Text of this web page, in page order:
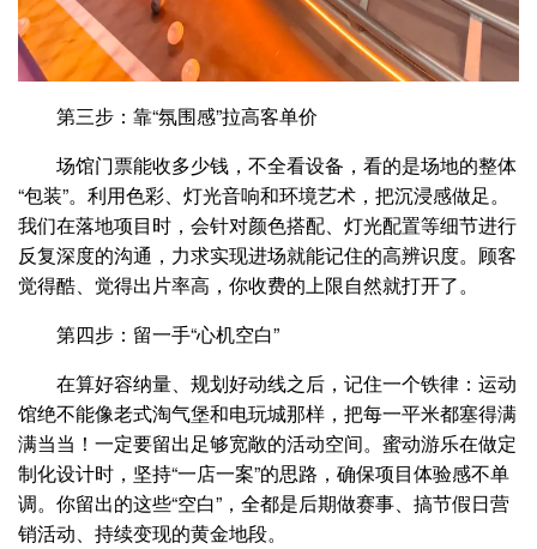
第三步：靠“氛围感”拉高客单价
场馆门票能收多少钱，不全看设备，看的是场地的整体
“包装”。利用色彩、灯光音响和环境艺术，把沉浸感做足。
我们在落地项目时，会针对颜色搭配、灯光配置等细节进行
反复深度的沟通，力求实现进场就能记住的高辨识度。顾客
觉得酷、觉得出片率高，你收费的上限自然就打开了。
第四步：留一手“心机空白”
在算好容纳量、规划好动线之后，记住一个铁律：运动
馆绝不能像老式淘气堡和电玩城那样，把每一平米都塞得满
满当当！一定要留出足够宽敞的活动空间。蜜动游乐在做定
制化设计时，坚持“一店一案”的思路，确保项目体验感不单
调。你留出的这些“空白”，全都是后期做赛事、搞节假日营
销活动、持续变现的黄金地段。